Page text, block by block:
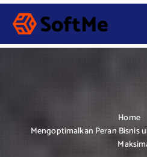
S
p
Home
Mengoptimalkan Peran Bisnis